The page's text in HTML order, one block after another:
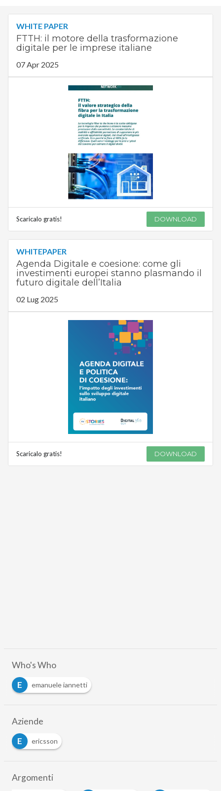
WHITE PAPER
FTTH: il motore della trasformazione
digitale per le imprese italiane
07 Apr 2025
Scaricalo gratis! DOWNLOAD
WHITEPAPER
Agenda Digitale e coesione: come gli
investimenti europei stanno plasmando il
futuro digitale dell’Italia
02 Lug 2025
Scaricalo gratis! DOWNLOAD
Who's Who
E
emanuele iannetti
Aziende
E
ericsson
Argomenti